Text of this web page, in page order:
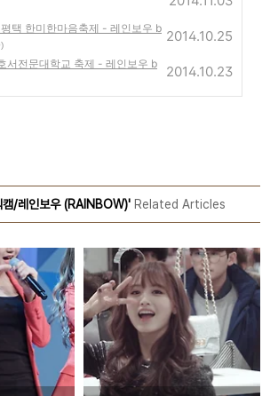
택 한미한마음축제 - 레인보우 b 2014.10.25
서전문대학교 축제 - 레인보우 b
2014.10.23
캠/레인보우 (RAINBOW)' Related Articles